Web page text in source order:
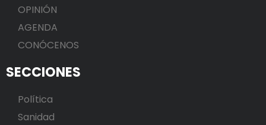
OPINIÓN
AGENDA
CONÓCENOS
SECCIONES
Política
Sanidad